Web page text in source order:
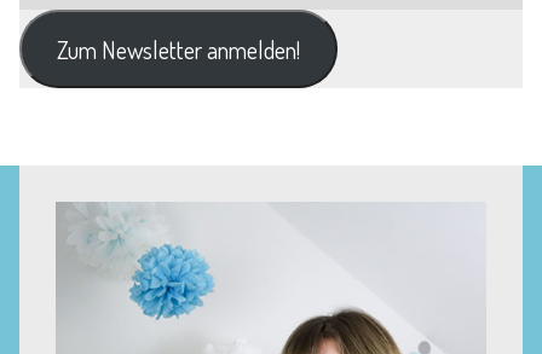
Zum Newsletter anmelden!